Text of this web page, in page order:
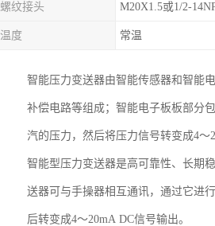
螺纹接头 M20X1.5或1/2-
温度 常温
智能压力变送器由智能传感器和智能
补偿电路等组成；智能电子板板部分
汽的压力，然后将压力信号转变成4～
智能型压力变送器是高可靠性、长期
送器可与手操器相互通讯，通过它进
后转变成4～20mA DC信号输出。